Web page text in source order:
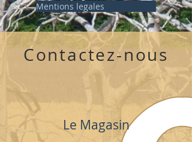
Mentions legales
Contactez-nous
Le Magasin